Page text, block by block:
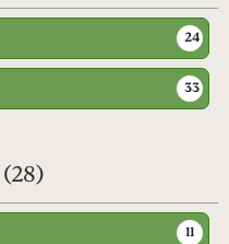
24
33
(28)
11